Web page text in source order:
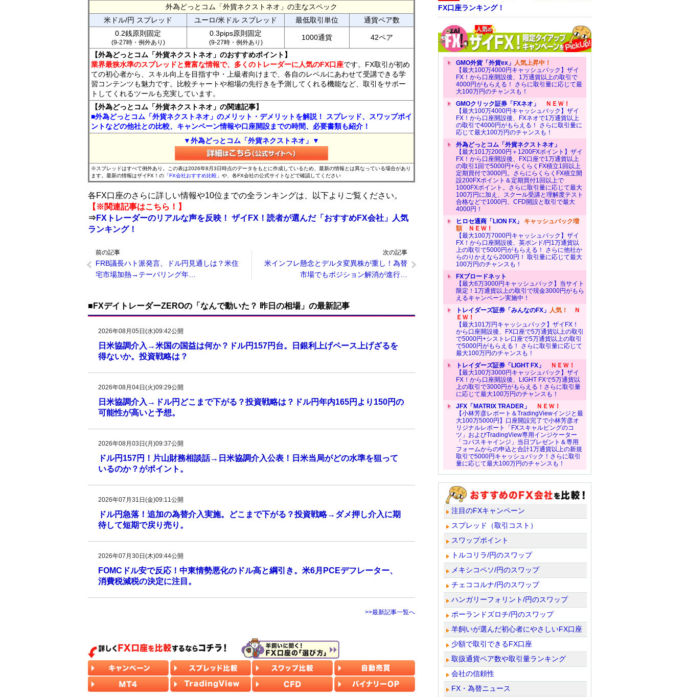
外為どっとコム「外貨ネクストネオ」の主なスペック
米ドル/円 スプレッド
ユーロ/米ドル スプレッド 最低取引単位
通貨ペア数
0.2銭原則固定
(9-27時・例外あり)
0.3pips原則固定
(9-27時・例外あり)
1000通貨 42ペア
【外為どっとコム「外貨ネクストネオ」のおすすめポイント】
業界最狭水準のスプレッドと豊富な情報で、多くのトレーダーに人気のFX口座です。FX取引が初め
ての初心者から、スキル向上を目指す中・上級者向けまで、各自のレベルにあわせて受講できる学
習コンテンツも魅力です。比較チャートや相場の先行きを予測してくれる機能など、取引をサポー
トしてくれるツールも充実しています。
【外為どっとコム「外貨ネクストネオ」の関連記事】
■外為どっとコム「外貨ネクストネオ」のメリット・デメリットを解説！ スプレッド、スワップポイ
ントなどの他社との比較、キャンペーン情報や口座開設までの時間、必要書類も紹介！
▼外為どっとコム「外貨ネクストネオ」▼
※スプレッドはすべて例外あり。この表は2026年8月3日時点のデータをもとに作成しているため、最新の情報とは異なっている場合があり
ます。最新の情報はザイFX！の 「FX会社おすすめ比較」 や、各FX会社の公式サイトなどで確認してください
各FX口座のさらに詳しい情報や10位までの全ランキングは、以下よりご覧ください。
【※関連記事はこちら！】
⇒FXトレーダーのリアルな声を反映！ ザイFX！読者が選んだ「おすすめFX会社」人気
ランキング！
前の記事
FRB議長ハト派発言、ドル円見通しは？米住
宅市場加熱→テーパリング年…
次の記事
米インフレ懸念とデルタ変異株が重し！為替
市場でもポジション解消が進行…
■FXデイトレーダーZEROの「なんで動いた？ 昨日の相場」の最新記事
2026年08月05日(水)09:42公開
日米協調介入→米国の国益は何か？ドル円157円台。日銀利上げペース上げざるを
得ないか。投資戦略は？
2026年08月04日(火)09:29公開
日米協調介入→ドル円どこまで下がる？投資戦略は？ドル円年内165円より150円の
可能性が高いと予想。
2026年08月03日(月)09:37公開
ドル円157円！片山財務相談話→日米協調介入公表！日米当局がどの水準を狙って
いるのか？がポイント。
2026年07月31日(金)09:11公開
ドル円急落！追加の為替介入実施。どこまで下がる？投資戦略→ダメ押し介入に期
待して短期で戻り売り。
2026年07月30日(木)09:44公開
FOMCドル安で反応！中東情勢悪化のドル高と綱引き。米6月PCEデフレーター、
消費税減税の決定に注目。
>>最新記事一覧へ
FX口座ランキング！
GMO外貨「外貨ex」 人気上昇中！
【最大100万4000円キャッシュバック】ザイ
FX！から口座開設後、1万通貨以上の取引で
4000円がもらえる！ さらに取引量に応じて最
大100万円のチャンスも！
GMOクリック証券「FXネオ」
ＮＥＷ！
【最大100万4000円キャッシュバック】ザイ
FX！から口座開設後、FXネオで1万通貨以上
の取引で4000円がもらえる！ さらに取引量に
応じて最大100万円のチャンスも！
外為どっとコム「外貨ネクストネオ」
【最大101万2000円＋1200FXポイント】ザイ
FX！から口座開設後、FX口座で1万通貨以上
の取引1回で5000円+らくらくFX積立1回以上
定期買付で3000円。さらにらくらくFX積立開
設200FXポイント＆定期買付1回以上で
1000FXポイント。さらに取引量に応じて最大
100万円に加え、スクール受講と理解度テスト
合格などで1000円、CFD開設と取引で最大
4000円！
ヒロセ通商「LION FX」 キャッシュバック増
額ＮＥＷ！
【最大100万7000円キャッシュバック】ザイ
FX！から口座開設後、英ポンド/円1万通貨以
上の取引で5000円がもらえる！ さらに他社か
らのりかえなら2000円！ 取引量に応じて最大
100万円のチャンスも！
FXブロードネット
【最大6万3000円キャッシュバック】当サイト
限定！1万通貨以上の取引で現金3000円がもら
えるキャンペーン実施中！
トレイダーズ証券「みんなのFX」 人気！
Ｎ
ＥＷ！
【最大101万円キャッシュバック】ザイFX！
から口座開設後、FX口座で5万通貨以上の取引
で5000円+シストレ口座で5万通貨以上の取引
で5000円がもらえる！ さらに取引量に応じて
最大100万円のチャンスも！
トレイダーズ証券「LIGHT FX」
ＮＥＷ！
【最大100万3000円キャッシュバック】ザイ
FX！から口座開設後、LIGHT FXで5万通貨以
上の取引で3000円がもらえる！さらに取引量
に応じて最大100万円のチャンスも！
JFX「MATRIX TRADER」
ＮＥＷ！
【小林芳彦レポート＆TradingViewインジと最
大100万5000円】口座開設完了で小林芳彦オ
リジナルレポート「FXスキャルピングのコ
ツ」およびTradingView専用インジケーター
「コバスキャインジ」当日プレゼント＆専用
フォームからの申込と合計1万通貨以上の新規
取引で5000円キャッシュバック！さらに取引
量に応じて最大100万円のチャンスも！
注目のFXキャンペーン
スプレッド（取引コスト）
スワップポイント
トルコリラ/円のスワップ
メキシコペソ/円のスワップ
チェココルナ/円のスワップ
ハンガリーフォリント/円のスワップ
ポーランドズロチ/円のスワップ
羊飼いが選んだ初心者にやさしいFX口座
少額で取引できるFX口座
取扱通貨ペア数や取引量ランキング
会社の信頼性
FX・為替ニュース